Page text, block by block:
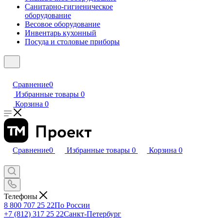
Санитарно-гигиеническое
оборудование
Весовое оборудование
Инвентарь кухонный
Посуда и столовые приборы
Сравнение0
Избранные товары 0
Корзина 0
Сравнение0 Избранные товары 0 Корзина 0
Телефоны
8 800 707 25 22По России
+7 (812) 317 25 22Санкт-Петербург